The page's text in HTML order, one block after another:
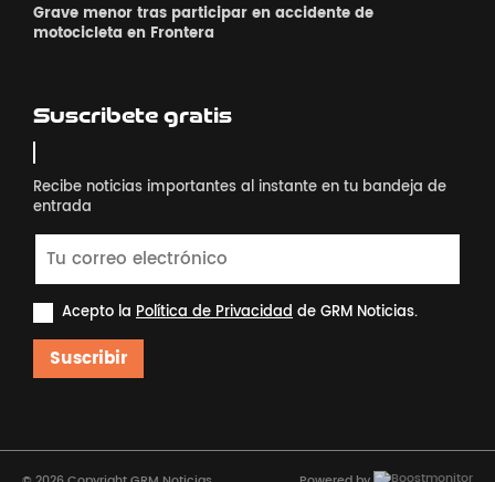
Grave menor tras participar en accidente de
motocicleta en Frontera
Suscribete gratis
Recibe noticias importantes al instante en tu bandeja de
entrada
Acepto la Política de Privacidadde GRM Noticias.
Suscribir